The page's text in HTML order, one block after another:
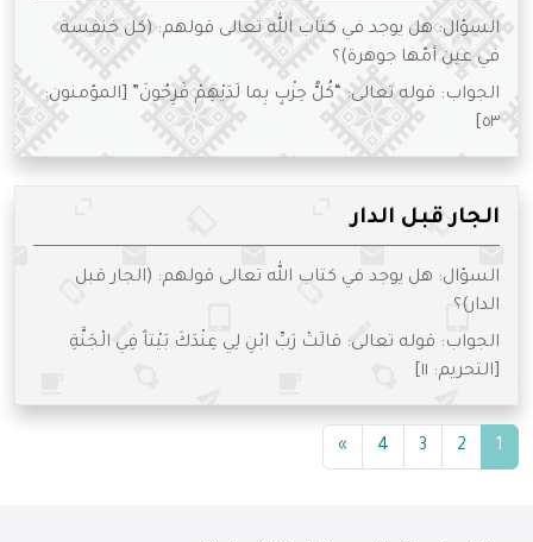
السؤال: هل يوجد في كتاب الله تعالى قولهم: (كل خنفسة
في عين أمّها جوهرة)؟
الجواب: قوله تعالى: “كُلُّ حِزْبٍ بِما لَدَيْهِمْ فَرِحُونَ” [المؤمنون:
٥٣]
الجار قبل الدار
السؤال: هل يوجد في كتاب الله تعالى قولهم: (الجار قبل
الدار)؟
الجواب: قوله تعالى: قالَتْ رَبِّ ابْنِ لِي عِنْدَكَ بَيْتاً فِي الْجَنَّةِ
[التحريم: ١١]
1
(current)
2
3
4
»